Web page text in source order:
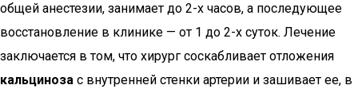
общей анестезии, занимает до 2-х часов, а последующее
восстановление в клинике — от 1 до 2-х суток. Лечение
заключается в том, что хирург соскабливает отложения
кальциноза с внутренней стенки артерии и зашивает ее, в